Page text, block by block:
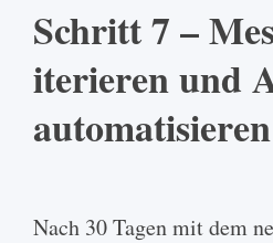
Schritt 7 –
iterieren und
automatisieren
Nach 30 Tagen mit dem